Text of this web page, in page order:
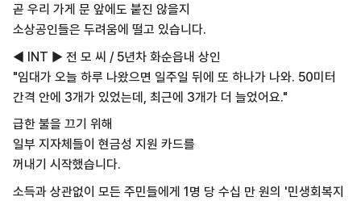
곧 우리 가게 문 앞에도 붙진 않을지
소상공인들은 두려움에 떨고 있습니다.
◀ INT ▶ 전 모 씨 / 5년차 화순읍내 상인
"임대가 오늘 하루 나왔으면 일주일 뒤에 또 하나가 나와. 50미터
간격 안에 3개가 있었는데, 최근에 3개가 더 늘었어요."
급한 불을 끄기 위해
일부 지자체들이 현금성 지원 카드를
꺼내기 시작했습니다.
소득과 상관없이 모든 주민들에게 1명 당 수십 만 원의 '민생회복지